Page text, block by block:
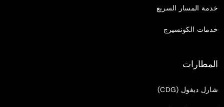
خدمة المسار السريع
خدمات الكونسيرج
المطارات
شارل ديغول (CDG)